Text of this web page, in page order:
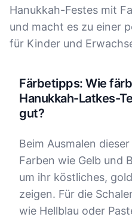
Hanukkah-Festes mit
und macht es zu einer
für Kinder und
Färbetipps: Wie
Hanukkah-Latkes-
gut?
Beim Ausmalen
Farben wie Gelb und
um ihr köstliches,
zeigen. Für die
wie Hellblau oder